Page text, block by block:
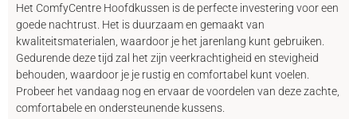
Het ComfyCentre Hoofdkussen is de perfecte investering voor een
goede nachtrust. Het is duurzaam en gemaakt van
kwaliteitsmaterialen, waardoor je het jarenlang kunt gebruiken.
Gedurende deze tijd zal het zijn veerkrachtigheid en stevigheid
behouden, waardoor je je rustig en comfortabel kunt voelen.
Probeer het vandaag nog en ervaar de voordelen van deze zachte,
comfortabele en ondersteunende kussens.